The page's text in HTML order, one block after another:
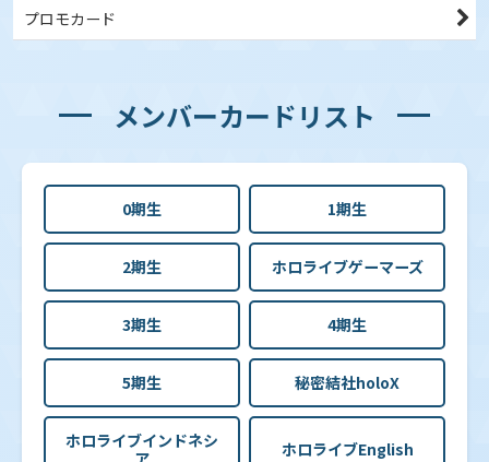
プロモカード
メンバーカードリスト
0期生 1期生
2期生 ホロライブゲーマーズ
3期生 4期生
5期生 秘密結社holoX
ホロライブインドネシ
ホロライブEnglish